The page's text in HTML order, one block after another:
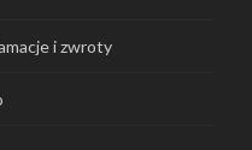
i zwroty